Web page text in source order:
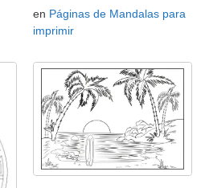
en Páginas de Mandalas para
imprimir